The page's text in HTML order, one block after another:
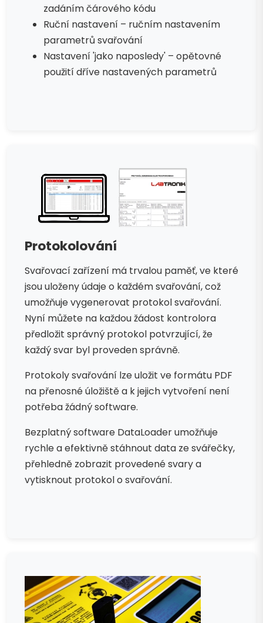
zadáním čárového kódu
Ruční nastavení – ručním nastavením
parametrů svařování
Nastavení 'jako naposledy' – opětovné
použití dříve nastavených parametrů
Protokolování
Svařovací zařízení má trvalou paměť, ve které
jsou uloženy údaje o každém svařování, což
umožňuje vygenerovat protokol svařování.
Nyní můžete na každou žádost kontrolora
předložit správný protokol potvrzující, že
každý svar byl proveden správně.
Protokoly svařování lze uložit ve formátu PDF
na přenosné úložiště a k jejich vytvoření není
potřeba žádný software.
Bezplatný software DataLoader umožňuje
rychle a efektivně stáhnout data ze svářečky,
přehledně zobrazit provedené svary a
vytisknout protokol o svařování.